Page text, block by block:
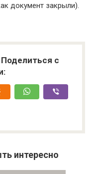
документ закрыли).
с
интересно